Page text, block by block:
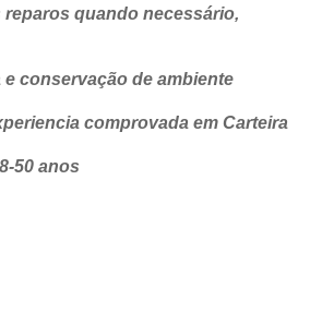
quando necessário,
conservação de ambiente
comprovada em Carteira
50 anos